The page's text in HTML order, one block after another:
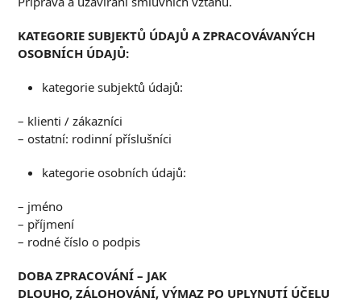
KATEGORIE SUBJEKTŮ ÚDAJŮ A ZPRACOVÁVANÝCH
OSOBNÍCH ÚDAJŮ:
kategorie subjektů údajů:
– klienti / zákazníci
– ostatní: rodinní příslušníci
kategorie osobních údajů:
– jméno
– příjmení
– rodné číslo o podpis
DOBA ZPRACOVÁNÍ– JAK
DLOUHO,ZÁLOHOVÁNÍ,VÝMAZ PO UPLYNUTÍ ÚČELU